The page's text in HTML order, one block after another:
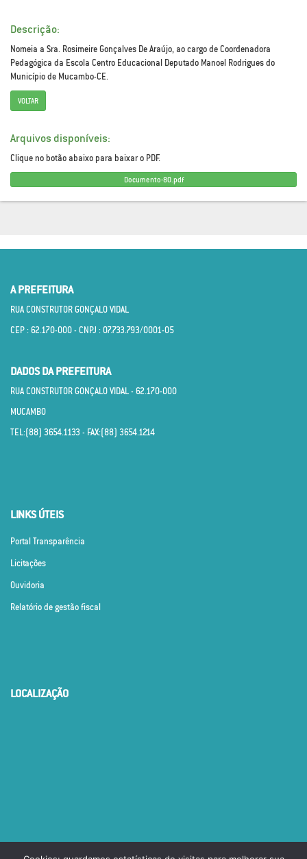
Descrição:
Nomeia a Sra. Rosimeire Gonçalves De Araújo, ao cargo de Coordenadora
Pedagógica da Escola Centro Educacional Deputado Manoel Rodrigues do
Município de Mucambo-CE.
VOLTAR
Arquivos disponíveis:
Clique no botão abaixo para baixar o PDF.
Documento-80.pdf
A PREFEITURA
RUA CONSTRUTOR GONÇALO VIDAL
CEP : 62.170­-000 - CNPJ : 07.733.793/0001­-05
DADOS DA PREFEITURA
RUA CONSTRUTOR GONÇALO VIDAL - 62.170­-000
MUCAMBO
TEL:(88) 3654.1133 - FAX:(88) 3654.1214
LINKS ÚTEIS
Portal Transparência
Licitações
Ouvidoria
Relatório de gestão fiscal
LOCALIZAÇÃO